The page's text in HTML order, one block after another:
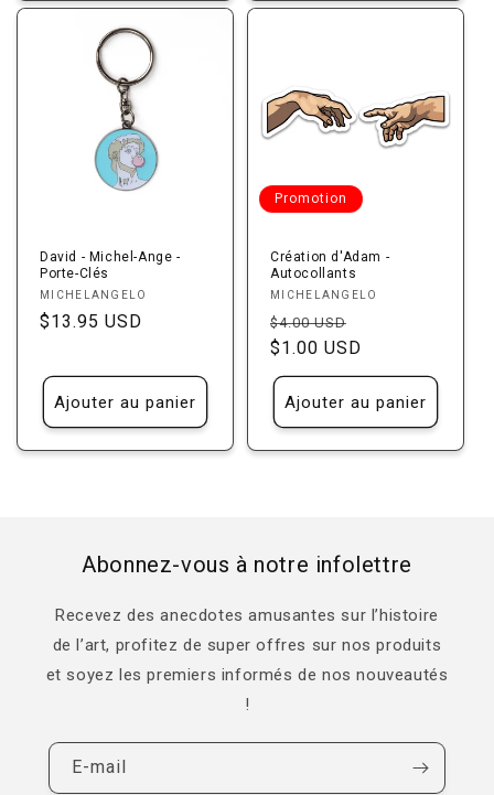
David - Michel-Ange -
Porte-Clés
Fournisseur :
MICHELANGELO
Prix
$13.95 USD
Ajouter au panier
Promotion
Création d'Adam -
Autocollants
Fournisseur :
MICHELANGELO
Prix
habituel
$4.00 USD
promotionnel
$1.00 USD
Ajouter au panier
Abonnez-vous à notre infolettre
Recevez des anecdotes amusantes sur l’histoire
de l’art, profitez de super offres sur nos produits
et soyez les premiers informés de nos nouveautés
!
E-mail